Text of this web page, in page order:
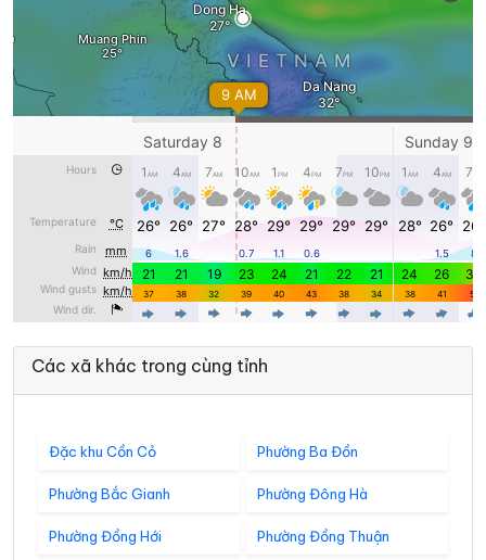
Các xã khác trong cùng tỉnh
Đặc khu Cồn Cỏ Phường Ba Đồn
Phường Bắc Gianh Phường Đông Hà
Phường Đồng Hới Phường Đồng Thuận